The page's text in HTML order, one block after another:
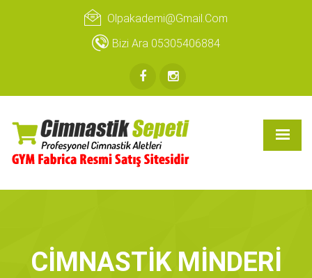
Olpakademi@gmail.com
Bizi Ara 05305406884
CİMNASTİK MİNDERİ